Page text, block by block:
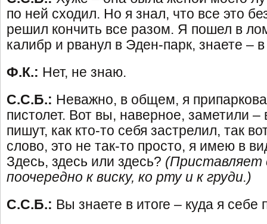
по ней сходил. Но я знал, что все это
решил кончить все разом. Я пошел в
калибр и рванул в Эден-парк, знаете –
Ф.К.: Нет, не знаю.
С.С.Б.: Неважно, в общем, я
пистолет. Вот вы, наверное, заметили –
пишут, как кто-то себя застрелил, так
слово, это не так-то просто, я имею в
Здесь, здесь или здесь? (Приставляет
поочередно к виску, ко рту и к груди.)
С.С.Б.: Вы знаете в итоге – куда я себе